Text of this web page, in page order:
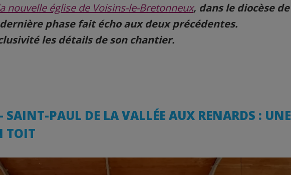
nouvelle église de Voisins-le-Bretonneux, dans le diocèse de
phase fait écho aux deux précédentes.
les détails de son chantier.
SAINT-PAUL DE LA VALLÉE AUX RENARDS : UNE
TOIT